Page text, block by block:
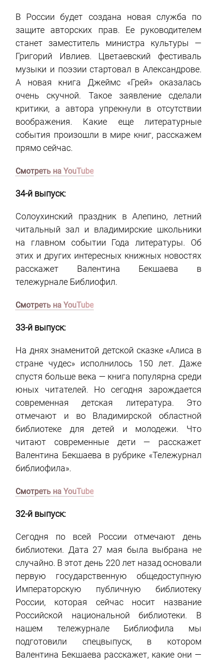
В России будет создана новая служба по
защите авторских прав. Ее руководителем
станет заместитель министра культуры —
Григорий Ивлиев. Цветаевский фестиваль
музыки и поэзии стартовал в Александрове.
А новая книга Джеймс «Грей» оказалась
очень скучной. Такое заявление сделали
критики, а автора упрекнули в отсутствии
воображения. Какие еще литературные
события произошли в мире книг, расскажем
прямо сейчас.
Смотреть на YouTube
34-й выпуск:
Солоухинский праздник в Алепино, летний
читальный зал и владимирские школьники
на главном событии Года литературы. Об
этих и других интересных книжных новостях
расскажет Валентина Бекшаева в
тележурнале Библиофил.
Смотреть на YouTube
33-й выпуск:
На днях знаменитой детской сказке «Алиса в
стране чудес» исполнилось 150 лет. Даже
спустя больше века — книга популярна среди
юных читателей. Но сегодня зарождается
современная детская литература. Это
отмечают и во Владимирской областной
библиотеке для детей и молодежи. Что
читают современные дети — расскажет
Валентина Бекшаева в рубрике «Тележурнал
библиофила».
Смотреть на YouTube
32-й выпуск:
Сегодня по всей России отмечают день
библиотеки. Дата 27 мая была выбрана не
случайно. В этот день 220 лет назад основали
первую государственную общедоступную
Императорскую публичную библиотеку
России, которая сейчас носит название
Российской национальной библиотеки. В
нашем тележурнале Библиофила мы
подготовили спецвыпуск, в котором
Валентина Бекшаева расскажет, какие они —